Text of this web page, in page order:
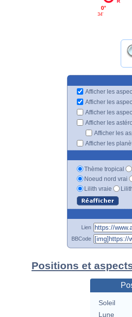
0°
34'
Afficher les
Afficher les
Afficher les
Afficher les
Afficher les
Afficher les
Thème tropical
Noeud nord vrai
Lilith vraie
Lien
BBCode
Positions et
Soleil
Lune